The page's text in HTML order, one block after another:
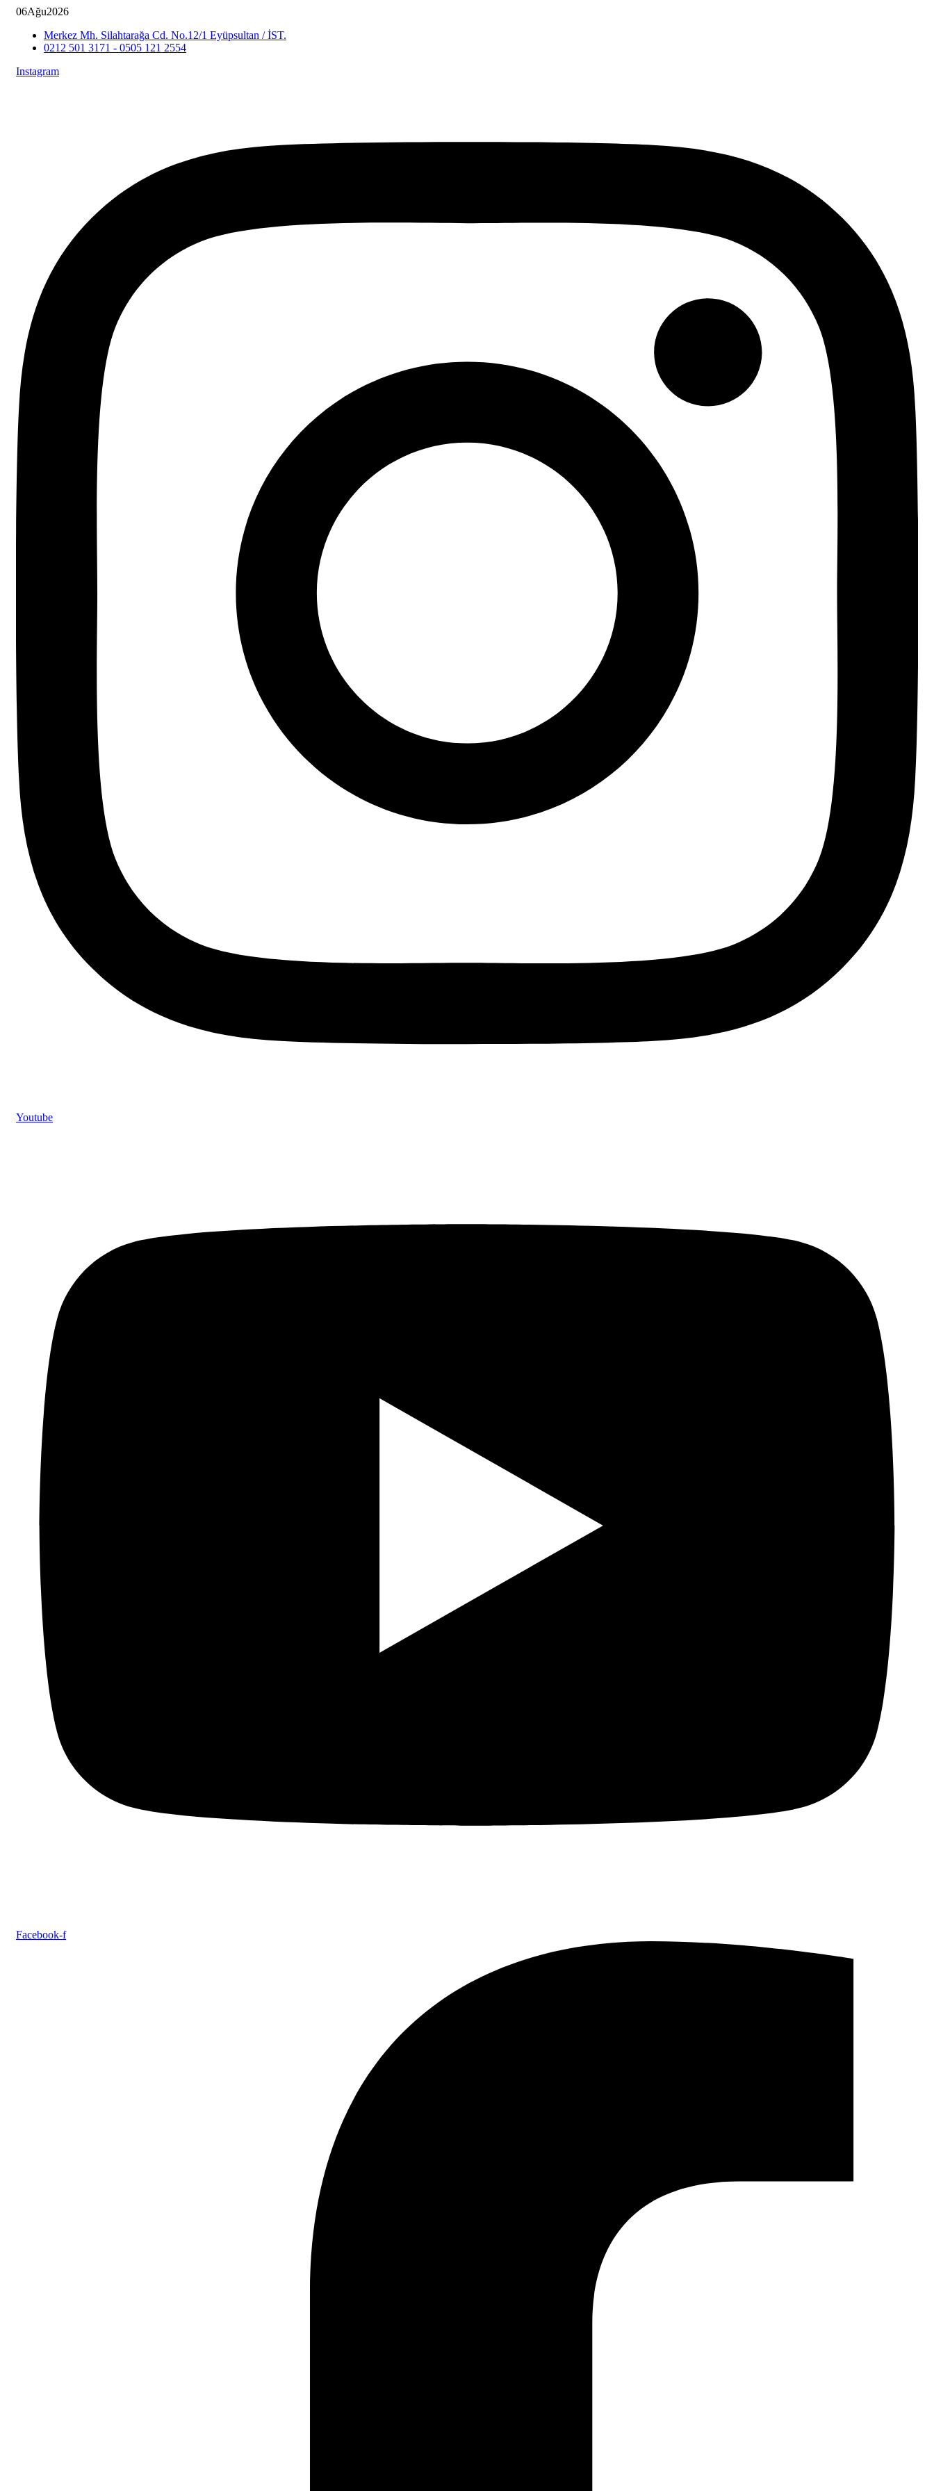
06Ağu2026
Merkez Mh. Silahtarağa Cd. No.12/1 Eyüpsultan / İST.
0212 501 3171 - 0505 121 2554
Instagram
Youtube
Facebook-f